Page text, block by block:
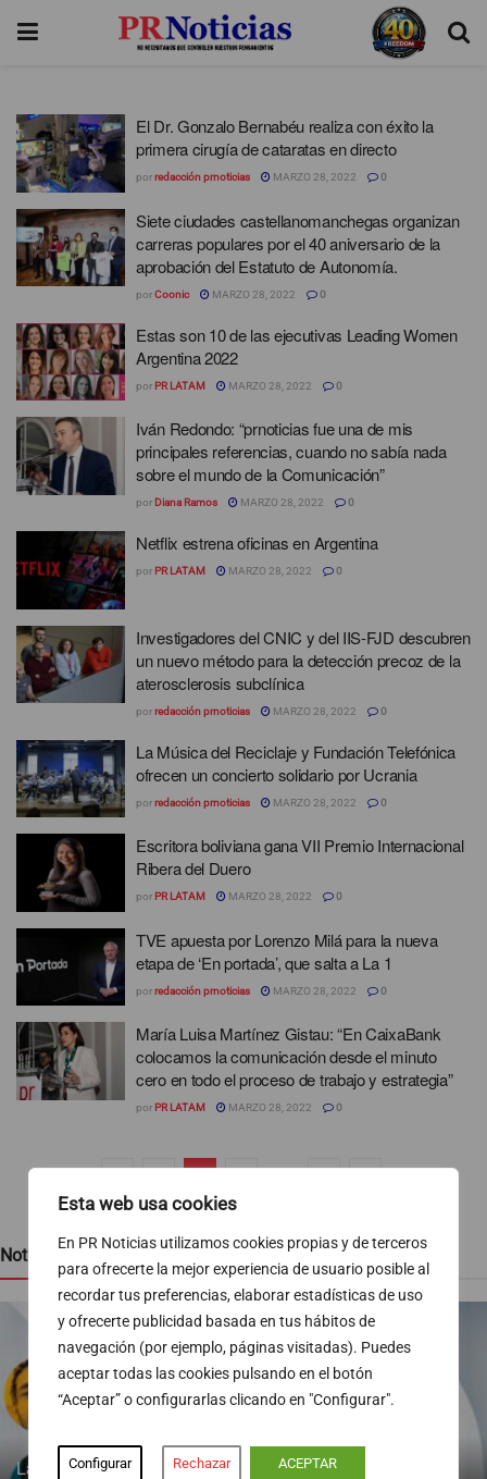
Esta web usa cookies
En PR Noticias utilizamos cookies propias y de terceros
para ofrecerte la mejor experiencia de usuario posible al
recordar tus preferencias, elaborar estadísticas de uso
y ofrecerte publicidad basada en tus hábitos de
navegación (por ejemplo, páginas visitadas). Puedes
aceptar todas las cookies pulsando en el botón
“Aceptar” o configurarlas clicando en "Configurar".
Configurar Rechazar ACEPTAR
El Dr. Gonzalo Bernabéu realiza con éxito la
primera cirugía de cataratas en directo
porredacción prnoticias MARZO 28, 2022 0
Siete ciudades castellanomanchegas organizan
carreras populares por el 40 aniversario de la
aprobación del Estatuto de Autonomía.
porCoonic MARZO 28, 2022 0
Estas son 10 de las ejecutivas Leading Women
Argentina 2022
por PR LATAM MARZO 28, 2022 0
Iván Redondo: “prnoticias fue una de mis
principales referencias, cuando no sabía nada
sobre el mundo de la Comunicación”
por Diana Ramos MARZO 28, 2022 0
Netflix estrena oficinas en Argentina
por PR LATAM MARZO 28, 2022 0
Investigadores del CNIC y del IIS-FJD descubren
un nuevo método para la detección precoz de la
aterosclerosis subclínica
porredacción prnoticias MARZO 28, 2022 0
La Música del Reciclaje y Fundación Telefónica
ofrecen un concierto solidario por Ucrania
porredacción prnoticias MARZO 28, 2022 0
Escritora boliviana gana VII Premio Internacional
Ribera del Duero
por PR LATAM MARZO 28, 2022 0
TVE apuesta por Lorenzo Milá para la nueva
etapa de ‘En portada’, que salta a La 1
porredacción prnoticias MARZO 28, 2022 0
María Luisa Martínez Gistau: “En CaixaBank
colocamos la comunicación desde el minuto
cero en todo el proceso de trabajo y estrategia”
por PR LATAM MARZO 28, 2022 0
Noticias recientes
La inmigración gana peso en el mercado laboral tras la